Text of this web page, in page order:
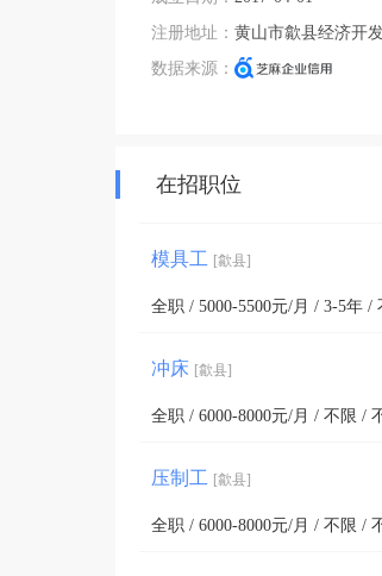
注册地址： 黄山市歙县经济开
数据来源：
在招职位
模具工 [歙县]
全职 / 5000-5500元/月 / 3-5年 /
冲床 [歙县]
全职 / 6000-8000元/月 / 不限 /
压制工 [歙县]
全职 / 6000-8000元/月 / 不限 /